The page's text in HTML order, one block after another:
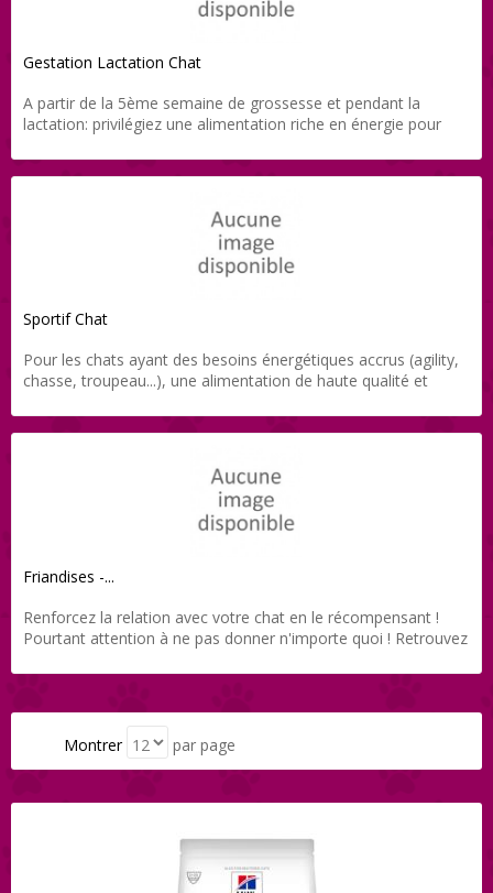
Gestation Lactation Chat
A partir de la 5ème semaine de grossesse et pendant la
lactation: privilégiez une alimentation riche en énergie pour
Sportif Chat
Pour les chats ayant des besoins énergétiques accrus (agility,
chasse, troupeau...), une alimentation de haute qualité et
Friandises -...
Renforcez la relation avec votre chat en le récompensant !
Pourtant attention à ne pas donner n'importe quoi ! Retrouvez
Montrer par page